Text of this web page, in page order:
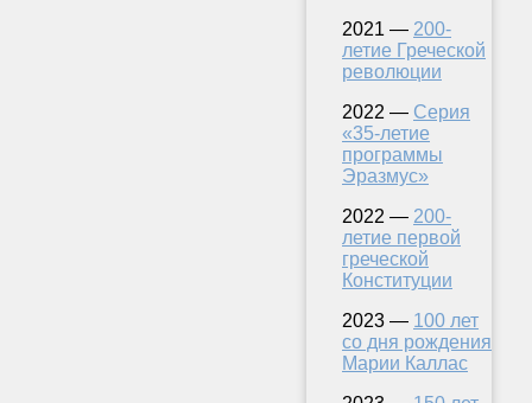
2021 — 200-
летие Греческой
революции
2022 — Серия
«35-летие
программы
Эразмус»
2022 — 200-
летие первой
греческой
Конституции
2023 — 100 лет
со дня рождения
Марии Каллас